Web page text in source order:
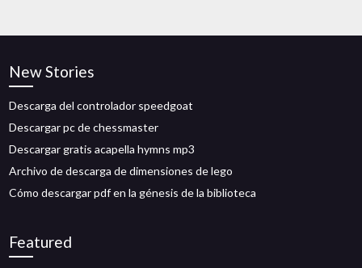
New Stories
Descarga del controlador speedgoat
Descargar pc de chessmaster
Descargar gratis acapella hymns mp3
Archivo de descarga de dimensiones de lego
Cómo descargar pdf en la génesis de la biblioteca
Featured